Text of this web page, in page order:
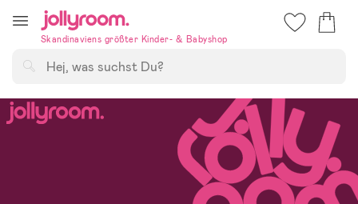
till
innehålletSkandinaviens größter Kinder- & Babyshop